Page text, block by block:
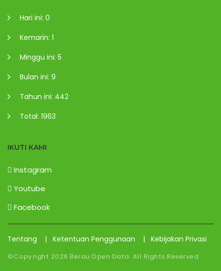
Hari ini: 0
Kemarin: 1
Minggu ini: 5
Bulan ini: 9
Tahun ini: 442
Total: 1963
IKUTI KAMI
Instagram
Youtube
Facebook
Tentang | Ketentuan Penggunaan | Kebijakan Privasi
©Copyright 2026 Berau Open Data. All Rights Reserved